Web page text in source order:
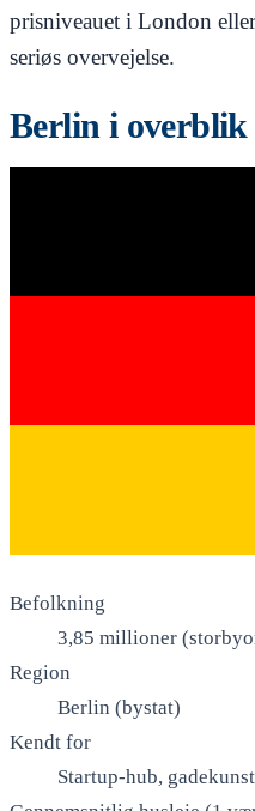
prisniveauet i London
seriøs overvejelse.
Berlin i overblik
Befolkning
3,85 millioner
Region
Berlin (bystat)
Kendt for
Startup-hub,